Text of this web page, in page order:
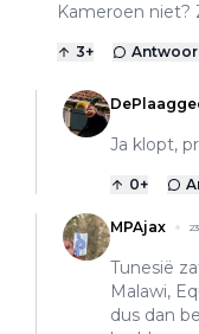
Kameroen niet?
3+
Ja klopt,
0+
MPAjax
Tunesië
Malawi,
dus dan